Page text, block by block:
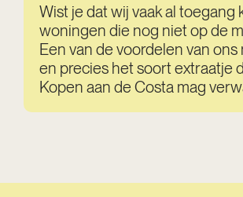
Wist je dat wij vaak al toegang
woningen die nog niet op de
Een van de voordelen van ons
en precies het soort extraatje
Kopen aan de Costa mag